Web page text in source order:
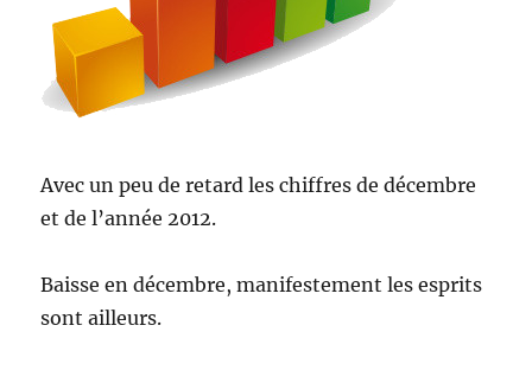
Avec un peu de retard les chiffres de décembre
et de l’année 2012.
Baisse en décembre, manifestement les esprits
sont ailleurs.